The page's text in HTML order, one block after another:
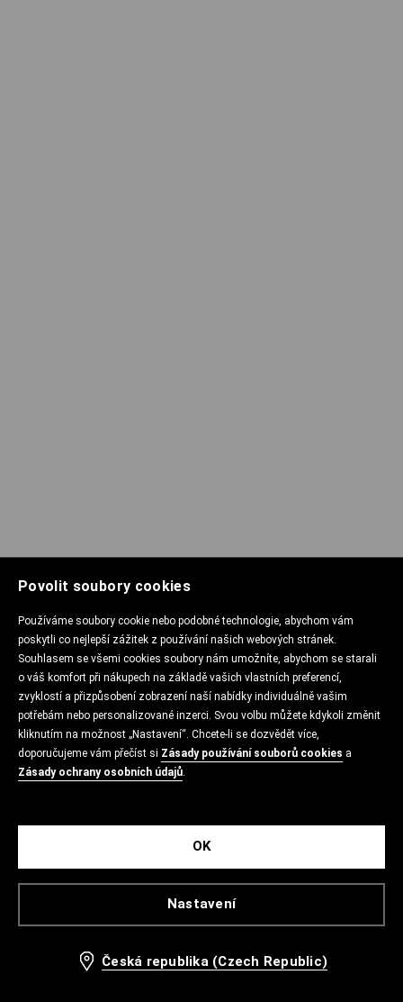
Povolit soubory cookies
Používáme soubory cookie nebo podobné technologie, abychom vám
poskytli co nejlepší zážitek z používání našich webových stránek.
Souhlasem se všemi cookies soubory nám umožníte, abychom se starali
o váš komfort při nákupech na základě vašich vlastních preferencí,
zvyklostí a přizpůsobení zobrazení naší nabídky individuálně vašim
potřebám nebo personalizované inzerci. Svou volbu můžete kdykoli změnit
kliknutím na možnost „Nastavení“. Chcete-li se dozvědět více,
doporučujeme vám přečíst si Zásady používání souborů cookies a
Zásady ochrany osobních údajů.
Nastavení
OK
Česká republika (Czech Republic)